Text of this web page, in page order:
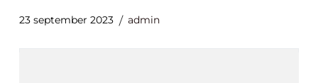
23 september 2023 admin